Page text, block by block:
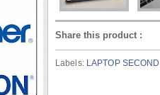
Share this product :
Labels: LAPTOP SECOND